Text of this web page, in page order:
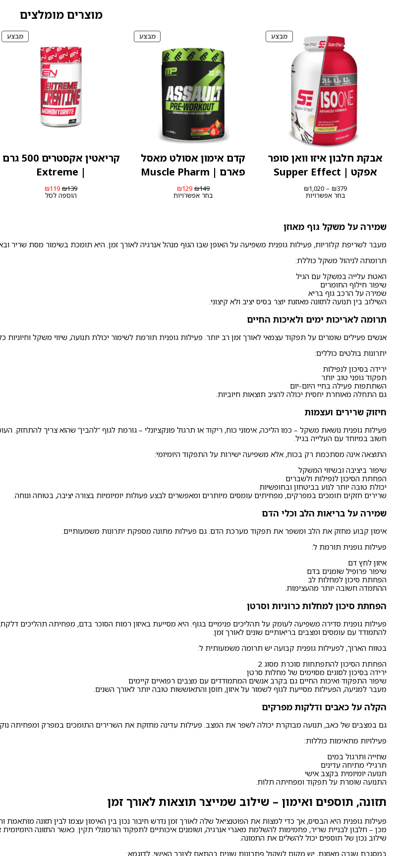
מוצרים מומלצים
מבצעמוצרים
במבצע
אבקת חלבון איזו וואן סופר
אפקט | Supper Effect
₪379
–
₪1,020
בחר אפשרויות
מבצעמוצרים
במבצע
קדם אימון אסולט מאסל
פארם | Muscle Pharm
₪149 המחיר
המקורי
₪129
הנוכחיבחר אפשרויות
מבצע
קריאטין אקסטרים 500 גרם
| Extreme
₪139 המחיר
המקורי
₪119
הוספה לסל
שמירה על משקל גוף מאוזן
מעבר לשריפת קלוריות, פעילות גופנית משפיעה על האופן שבו הגוף מנהל אנרגיה לאורך זמן. היא תומכת בשימור מסת שריר
תרומתה לניהול משקל כוללת:
האטת עלייה במשקל עם הגיל
שיפור חילוף החומרים
שמירה על הרכב גוף בריא
השילוב בין תנועה לתזונה מאוזנת יוצר בסיס יציב ולא קיצוני.
תרומה לאריכות ימים ולאיכות החיים
אנשים פעילים שומרים על תפקוד עצמאי לאורך זמן רב יותר. פעילות גופנית תורמת לשימור יכולת תנועה, שיווי משקל וחיוניות
יתרונות בולטים כוללים:
ירידה בסיכון לנפילות
תפקוד גופני טוב יותר
השתתפות פעילה בחיי היום-יום
גם התחלה מאוחרת יחסית יכולה להניב תוצאות חיוביות.
חיזוק שרירים ועצמות
פעילות גופנית נושאת משקל – כמו הליכה, אימוני כוח, ריקוד או תרגול פונקציונלי – גורמת לגוף “להבין” שהוא צריך
חשוב במיוחד עם העלייה בגיל.
התוצאה אינה מסתכמת רק בכוח, אלא משפיעה ישירות על התפקוד היומיומי:
שיפור ביציבה ובשיווי המשקל
הפחתת הסיכון לנפילות ולשברים
יכולת טובה יותר לנוע בביטחון ובחופשיות
שרירים חזקים תומכים במפרקים, מפחיתים עומסים מיותרים ומאפשרים לבצע פעולות יומיומיות בצורה יציבה, בטוחה ונוחה.
שמירה על בריאות הלב וכלי הדם
אימון קבוע מחזק את הלב ומשפר את תפקוד מערכת הדם. גם פעילות מתונה מספקת יתרונות משמעותיים.
פעילות גופנית תורמת ל:
איזון לחץ דם
שיפור פרופיל שומנים בדם
הפחתת סיכון למחלות לב
ההתמדה חשובה יותר מהעצימות.
הפחתת סיכון למחלות כרוניות וסרטן
פעילות גופנית סדירה משפיעה לעומק על תהליכים פנימיים בגוף. היא מסייעת באיזון רמות הסוכר בדם, מפחיתה תהליכים
להתמודד עם עומסים ומצבים בריאותיים שונים לאורך זמן.
בטווח הארוך, לפעילות גופנית קבועה יש תרומה משמעותית ל:
הפחתת הסיכון להתפתחות סוכרת מסוג 2
ירידה בסיכון לסוגים מסוימים של מחלות סרטן
שיפור התפקוד ואיכות החיים גם בקרב אנשים המתמודדים עם מצבים רפואיים קיימים
מעבר למניעה, הפעילות מסייעת לגוף לשמור על איזון, חוסן והתאוששות טובה יותר לאורך השנים.
הקלה על כאבים ודלקות מפרקים
גם במצבים של כאב, תנועה מבוקרת יכולה לשפר את המצב. פעילות עדינה מחזקת את השרירים התומכים במפרק ומפחיתה
פעילויות מתאימות כוללות:
שחייה ותרגול במים
תרגילי מתיחה עדינים
תנועה יומיומית בקצב אישי
התנועה שומרת על תפקוד ומפחיתה תלות.
תזונה, תוספים ואימון – שילוב שמייצר תוצאות לאורך זמן
פעילות גופנית היא הבסיס, אך כדי למצות את הפוטנציאל שלה לאורך זמן נדרש חיבור נכון בין האימון עצמו לבין תזונה
מכן – חלבון לבניית שריר, פחמימות להשלמת מאגרי אנרגיה, ושומנים איכותיים לתפקוד הורמונלי תקין. כאשר התזונה
שילוב נכון של תוספים יכול להשלים את התמונה.
במסגרת שגרה מאוזנת, יש מקום לשקול פתרונות שונים בהתאם לצורך האישי, לדוגמא: